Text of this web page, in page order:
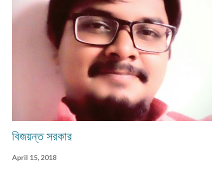
চৌধুরীর উপন্যাস 'বনপলাশীর পদাবলী অবলম্বনে নির্মিত ছায়াছবির মূল চরিত্র উদাস গেয়ে
উঠেছে -' মনের কথা কারে বলি আর,...
বিজয়ন্ত সরকার
April 15, 2018